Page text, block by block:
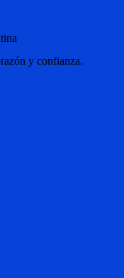
y confianza.